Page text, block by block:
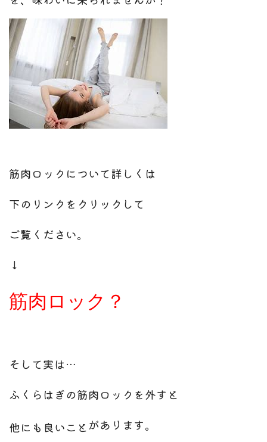
筋肉ロックについて詳しくは
下のリンクをクリックして
ご覧ください。
↓
筋肉ロック？
そして実は…
ふくらはぎの筋肉ロックを外すと
他にも良いことがあります。